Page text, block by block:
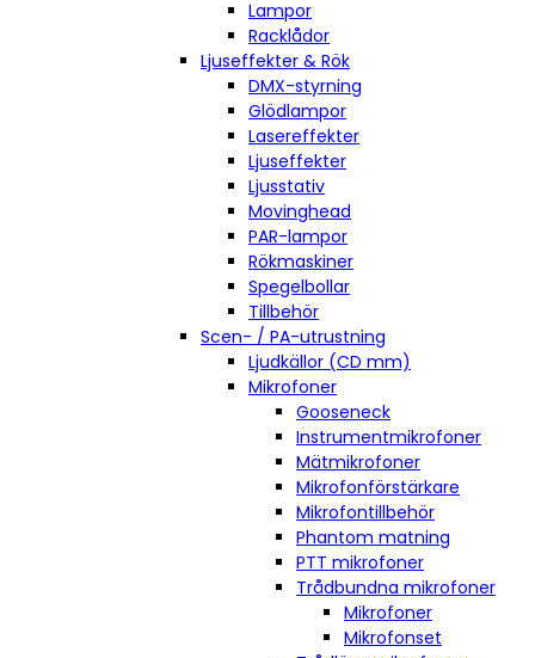
Lampor
Racklådor
Ljuseffekter & Rök
DMX-styrning
Glödlampor
Lasereffekter
Ljuseffekter
Ljusstativ
Movinghead
PAR-lampor
Rökmaskiner
Spegelbollar
Tillbehör
Scen- / PA-utrustning
Ljudkällor (CD mm)
Mikrofoner
Gooseneck
Instrumentmikrofoner
Mätmikrofoner
Mikrofonförstärkare
Mikrofontillbehör
Phantom matning
PTT mikrofoner
Trådbundna mikrofoner
Mikrofoner
Mikrofonset